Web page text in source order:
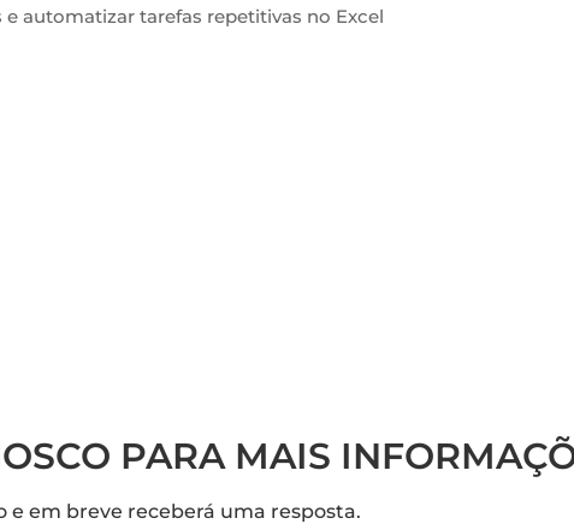
e automatizar tarefas repetitivas no Excel
PARA MAIS
e em breve receberá uma resposta.